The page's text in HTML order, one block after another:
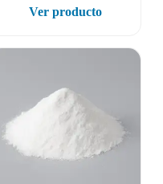
Ver producto